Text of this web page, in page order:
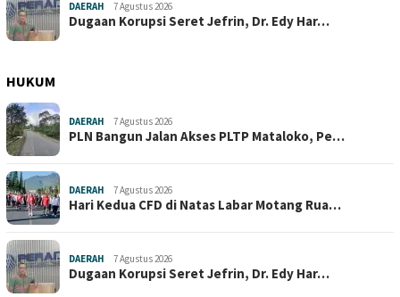
DAERAH 7 Agustus 2026
Dugaan Korupsi Seret Jefrin, Dr. Edy Har…
HUKUM
DAERAH 7 Agustus 2026
PLN Bangun Jalan Akses PLTP Mataloko, Pe…
DAERAH 7 Agustus 2026
Hari Kedua CFD di Natas Labar Motang Rua…
DAERAH 7 Agustus 2026
Dugaan Korupsi Seret Jefrin, Dr. Edy Har…